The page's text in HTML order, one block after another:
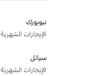
نيويورك
الإيجارات الشهرية
سياتل
الإيجارات الشهرية